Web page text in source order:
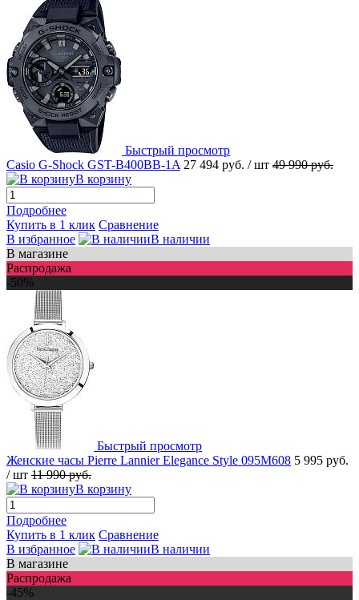
Быстрый просмотр
Casio G-Shock GST-B400BB-1A 27 494 руб. / шт 49 990 руб.
В корзину
Подробнее
Купить в 1 клик Сравнение
В избранное
В наличии
В магазине
Распродажа
-50%
Быстрый просмотр
Женские часы Pierre Lannier Elegance Style 095M608 5 995 руб.
/ шт 11 990 руб.
В корзину
Подробнее
Купить в 1 клик Сравнение
В избранное
В наличии
В магазине
Распродажа
-45%